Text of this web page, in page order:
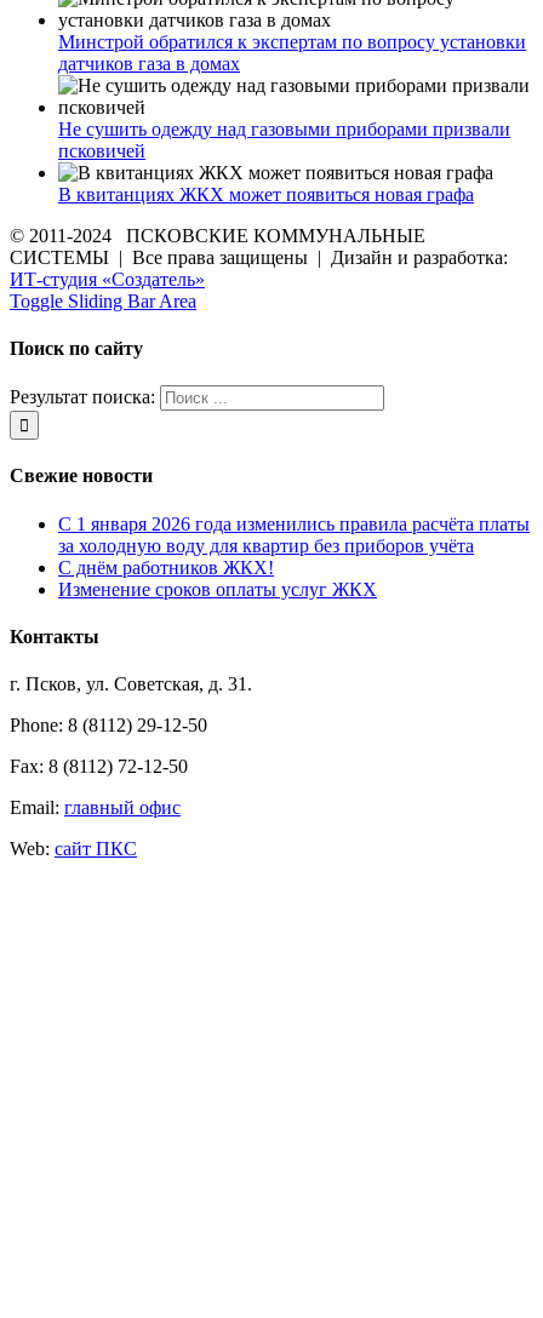
Минстрой обратился к экспертам по вопросу установки
датчиков газа в домах
Не сушить одежду над газовыми приборами призвали
псковичей
В квитанциях ЖКХ может появиться новая графа
© 2011-2024 ПСКОВСКИЕ КОММУНАЛЬНЫЕ
СИСТЕМЫ | Все права защищены | Дизайн и разработка:
ИТ-студия «Создатель»
Toggle Sliding Bar Area
Поиск по сайту
Результат поиска:
Свежие новости
С 1 января 2026 года изменились правила расчёта платы
за холодную воду для квартир без приборов учёта
С днём работников ЖКХ!
Изменение сроков оплаты услуг ЖКХ
Контакты
г. Псков, ул. Советская, д. 31.
Phone: 8 (8112) 29-12-50
Fax: 8 (8112) 72-12-50
Email: главный офис
Web: сайт ПКС